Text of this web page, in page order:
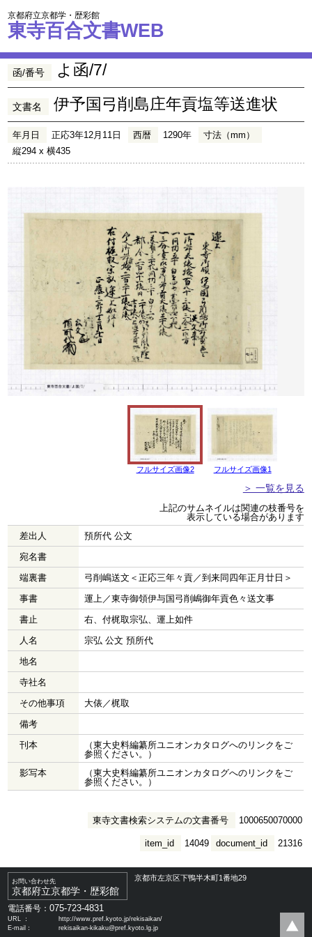
京都府立京都学・歴彩館
東寺百合文書WEB
函/番号 よ函/7/
文書名 伊予国弓削島庄年貢塩等送進状
年月日 正応3年12月11日 西暦 1290年
寸法（mm）
縦294 x 横435
フルサイズ画像2 フルサイズ画像1
＞ 一覧を見る
上記のサムネイルは関連の枝番号を
表示している場合があります
差出人
預所代 公文
宛名書
端裏書
弓削嶋送文＜正応三年々貢／到来同四年正月廿日＞
事書
運上／東寺御領伊与国弓削嶋御年貢色々送文事
書止
右、付梶取宗弘、運上如件
人名
宗弘 公文 預所代
地名
寺社名
その他事項
大俵／梶取
備考
刊本
（東大史料編纂所ユニオンカタログへのリンクをご
参照ください。）
影写本
（東大史料編纂所ユニオンカタログへのリンクをご
参照ください。）
東寺文書検索システムの文書番号 1000650070000
document_id 21316
item_id 14049
お問い合わせ先
京都府立京都学・歴彩館
京都市左京区下鴨半木町1番地29
電話番号：075-723-4831
URL ：
http://www.pref.kyoto.jp/rekisaikan/
E-mail：
rekisaikan-kikaku@pref.kyoto.lg.jp